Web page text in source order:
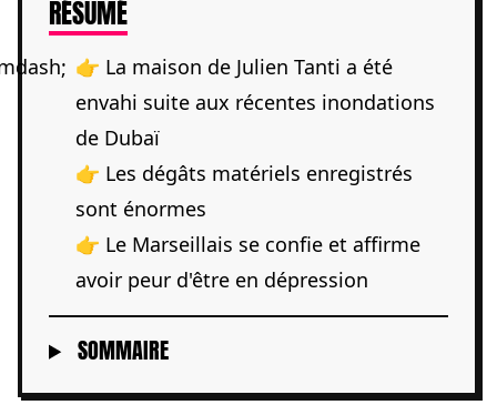
RÉSUMÉDE L'ARTICLE
👉 La maison de Julien Tanti a été
envahi suite aux récentes inondations
de Dubaï
👉 Les dégâts matériels enregistrés
sont énormes
👉 Le Marseillais se confie et affirme
avoir peur d'être en dépression
SOMMAIRE